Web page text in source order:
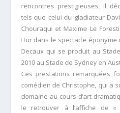
rencontres prestigieuses, il
tels que celui du gladiateur
Chouraqui et Maxime Le
Hur dans le spectacle éponyme
Decaux qui se produit au
2010 au Stade de Sydney en
Ces prestations remarquées
comédien de Christophe, qui a
domaine au cours d’art
le retrouver à l’affiche de«